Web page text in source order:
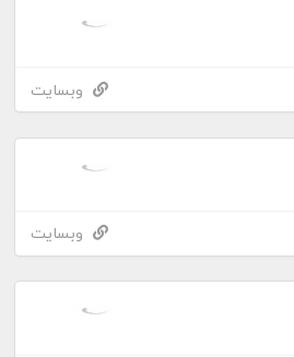
وبسایت
وبسایت